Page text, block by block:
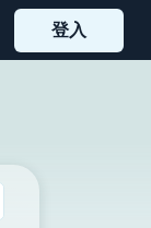
登入